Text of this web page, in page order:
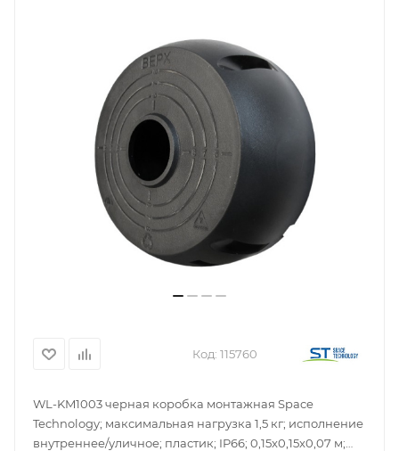
Код: 115760
WL-KM1003 черная коробка монтажная Space
Technology; максимальная нагрузка 1,5 кг; исполнение
внутреннее/уличное; пластик; IP66; 0,15x0,15x0,07 м;